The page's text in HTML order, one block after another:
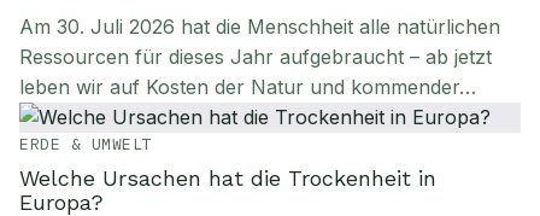
Am 30. Juli 2026 hat die Menschheit alle natürlichen
Ressourcen für dieses Jahr aufgebraucht – ab jetzt
leben wir auf Kosten der Natur und kommender…
ERDE & UMWELT
Welche Ursachen hat die Trockenheit in
Europa?